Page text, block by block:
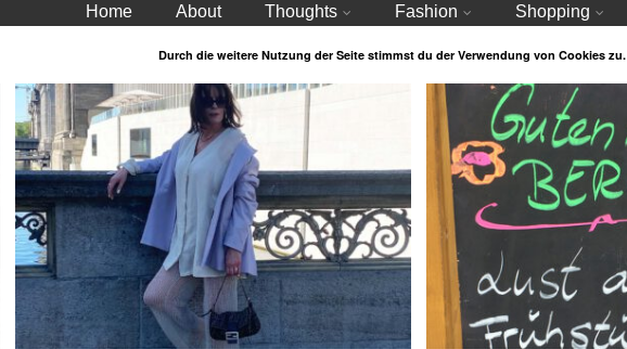
Home About Thoughts Fashion Shopping
Durch die weitere Nutzung der Seite stimmst du der Verwendung von Cookies zu.